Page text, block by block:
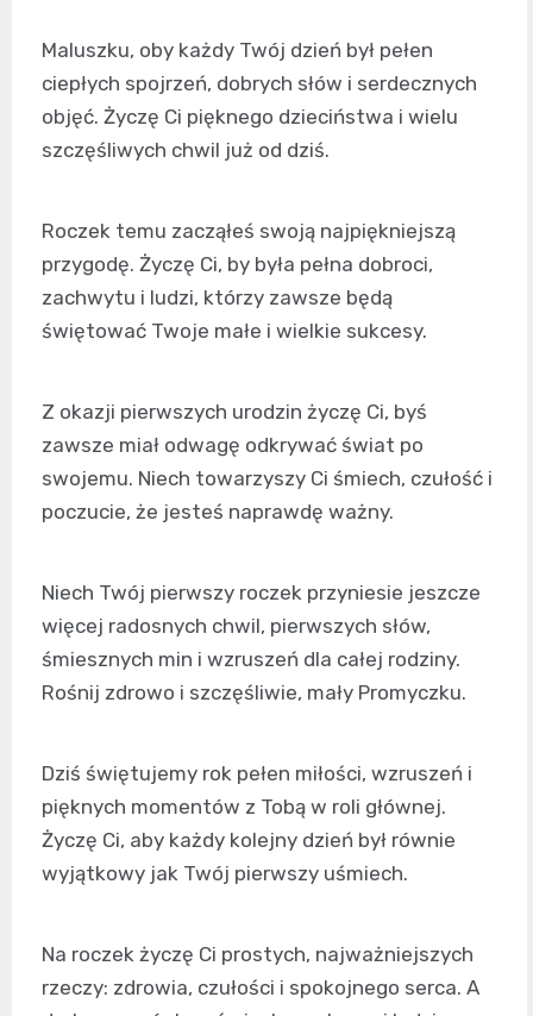
Maluszku, oby każdy Twój dzień był pełen
ciepłych spojrzeń, dobrych słów i serdecznych
objęć. Życzę Ci pięknego dzieciństwa i wielu
szczęśliwych chwil już od dziś.
Roczek temu zacząłeś swoją najpiękniejszą
przygodę. Życzę Ci, by była pełna dobroci,
zachwytu i ludzi, którzy zawsze będą
świętować Twoje małe i wielkie sukcesy.
Z okazji pierwszych urodzin życzę Ci, byś
zawsze miał odwagę odkrywać świat po
swojemu. Niech towarzyszy Ci śmiech, czułość i
poczucie, że jesteś naprawdę ważny.
Niech Twój pierwszy roczek przyniesie jeszcze
więcej radosnych chwil, pierwszych słów,
śmiesznych min i wzruszeń dla całej rodziny.
Rośnij zdrowo i szczęśliwie, mały Promyczku.
Dziś świętujemy rok pełen miłości, wzruszeń i
pięknych momentów z Tobą w roli głównej.
Życzę Ci, aby każdy kolejny dzień był równie
wyjątkowy jak Twój pierwszy uśmiech.
Na roczek życzę Ci prostych, najważniejszych
rzeczy: zdrowia, czułości i spokojnego serca. A